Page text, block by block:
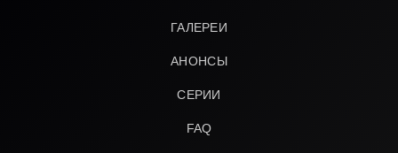
ГАЛЕРЕИ
АНОНСЫ
СЕРИИ
FAQ